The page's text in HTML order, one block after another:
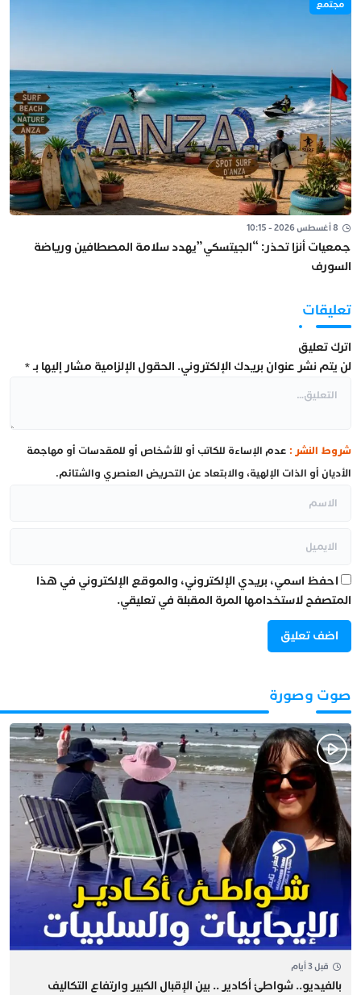
مجتمع
8 أغسطس 2026 - 10:15
جمعيات أنزا تحذر: “الجيتسكي”يهدد سلامة المصطافين ورياضة
السورف
تعليقات
اترك تعليق
لن يتم نشر عنوان بريدك الإلكتروني. الحقول الإلزامية مشار إليها بـ*
شروط النشر : عدم الإساءة للكاتب أو للأشخاص أو للمقدسات أو مهاجمة
الأديان أو الذات الإلهية، والابتعاد عن التحريض العنصري والشتائم.
احفظ اسمي، بريدي الإلكتروني، والموقع الإلكتروني في هذا
المتصفح لاستخدامها المرة المقبلة في تعليقي.
صوت وصورة
قبل 3 أيام
بالفيديو.. شواطئ أكادير .. بين الإقبال الكبير وارتفاع التكاليف